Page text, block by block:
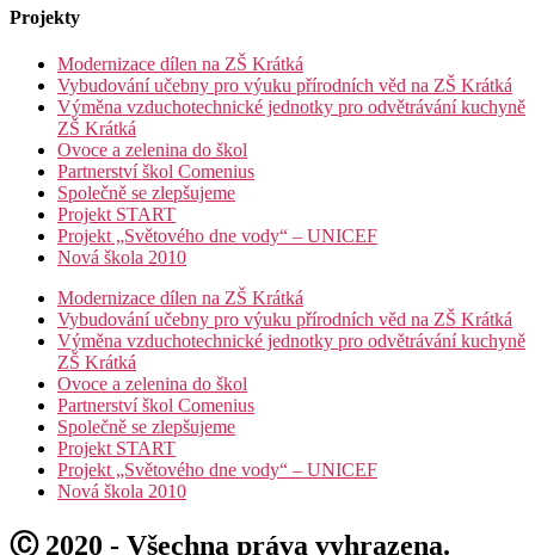
Projekty
Modernizace dílen na ZŠ Krátká
Vybudování učebny pro výuku přírodních věd na ZŠ Krátká
Výměna vzduchotechnické jednotky pro odvětrávání kuchyně
ZŠ Krátká
Ovoce a zelenina do škol
Partnerství škol Comenius
Společně se zlepšujeme
Projekt START
Projekt „Světového dne vody“ – UNICEF
Nová škola 2010
Modernizace dílen na ZŠ Krátká
Vybudování učebny pro výuku přírodních věd na ZŠ Krátká
Výměna vzduchotechnické jednotky pro odvětrávání kuchyně
ZŠ Krátká
Ovoce a zelenina do škol
Partnerství škol Comenius
Společně se zlepšujeme
Projekt START
Projekt „Světového dne vody“ – UNICEF
Nová škola 2010
Ⓒ 2020 - Všechna práva vyhrazena.